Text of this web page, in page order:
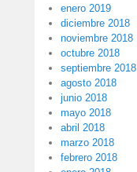
enero 2019
diciembre 2018
noviembre 2018
octubre 2018
septiembre 2018
agosto 2018
junio 2018
mayo 2018
abril 2018
marzo 2018
febrero 2018